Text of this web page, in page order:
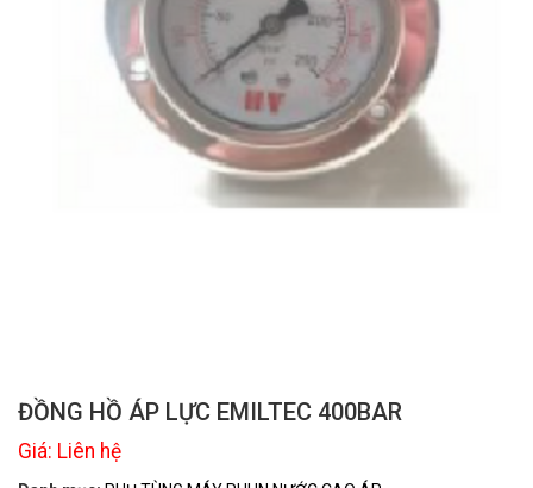
ĐỒNG HỒ ÁP LỰC EMILTEC 400BAR
Giá: Liên hệ